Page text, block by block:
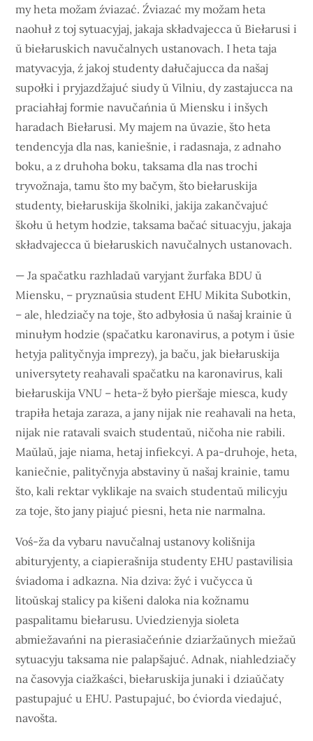
my heta možam źviazać. Źviazać my možam heta
naohuł z toj sytuacyjaj, jakaja składvajecca ŭ Biełarusi i
ŭ biełaruskich navučalnych ustanovach. I heta taja
matyvacyja, ź jakoj studenty dałučajucca da našaj
supołki i pryjazdžajuć siudy ŭ Vilniu, dy zastajucca na
praciahłaj formie navučańnia ŭ Miensku i inšych
haradach Biełarusi. My majem na ŭvazie, što heta
tendencyja dla nas, kaniešnie, i radasnaja, z adnaho
boku, a z druhoha boku, taksama dla nas trochi
tryvožnaja, tamu što my bačym, što biełaruskija
studenty, biełaruskija školniki, jakija zakančvajuć
škołu ŭ hetym hodzie, taksama bačać situacyju, jakaja
składvajecca ŭ biełaruskich navučalnych ustanovach.
— Ja spačatku razhladaŭ varyjant žurfaka BDU ŭ
Miensku, – pryznaŭsia student EHU Mikita Subotkin,
– ale, hledziačy na toje, što adbyłosia ŭ našaj krainie ŭ
minułym hodzie (spačatku karonavirus, a potym i ŭsie
hetyja palityčnyja imprezy), ja baču, jak biełaruskija
universytety reahavali spačatku na karonavirus, kali
biełaruskija VNU – heta-ž było pieršaje miesca, kudy
trapiła hetaja zaraza, a jany nijak nie reahavali na heta,
nijak nie ratavali svaich studentaŭ, ničoha nie rabili.
Maŭlaŭ, jaje niama, hetaj infiekcyi. A pa-druhoje, heta,
kaniečnie, palityčnyja abstaviny ŭ našaj krainie, tamu
što, kali rektar vyklikaje na svaich studentaŭ milicyju
za toje, što jany piajuć piesni, heta nie narmalna.
Voś-ža da vybaru navučalnaj ustanovy kolišnija
abituryjenty, a ciapierašnija studenty EHU pastavilisia
śviadoma i adkazna. Nia dziva: žyć i vučycca ŭ
litoŭskaj stalicy pa kišeni daloka nia kožnamu
paspalitamu biełarusu. Uviedzienyja sioleta
abmiežavańni na pierasiačeńnie dziaržaŭnych miežaŭ
sytuacyju taksama nie palapšajuć. Adnak, niahledziačy
na časovyja ciažkaści, biełaruskija junaki i dziaŭčaty
pastupajuć u EHU. Pastupajuć, bo ćviorda viedajuć,
navošta.